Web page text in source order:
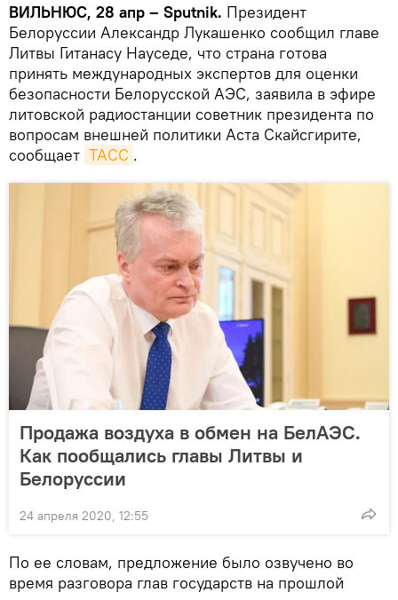
ВИЛЬНЮС, 28 апр – Sputnik. Президент
Белоруссии Александр Лукашенко сообщил главе
Литвы Гитанасу Науседе, что страна готова
принять международных экспертов для оценки
безопасности Белорусской АЭС, заявила в эфире
литовской радиостанции советник президента по
вопросам внешней политики Аста Скайсгирите,
сообщает ТАСС .
Продажа воздуха в обмен на БелАЭС.
Как пообщались главы Литвы и
Белоруссии
24 апреля 2020, 12:55
По ее словам, предложение было озвучено во
время разговора глав государств на прошлой